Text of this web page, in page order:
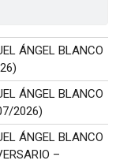
ÁNGEL BLANCO
ÁNGEL BLANCO
2026)
ÁNGEL BLANCO
–